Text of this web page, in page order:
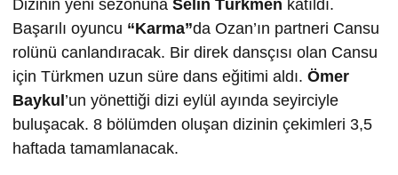
Dizinin yeni sezonuna Selin Türkmen katıldı.
Başarılı oyuncu “Karma”da Ozan’ın partneri Cansu
rolünü canlandıracak. Bir direk dansçısı olan Cansu
için Türkmen uzun süre dans eğitimi aldı. Ömer
Baykul ’un yönettiği dizi eylül ayında seyirciyle
buluşacak. 8 bölümden oluşan dizinin çekimleri 3,5
haftada tamamlanacak.